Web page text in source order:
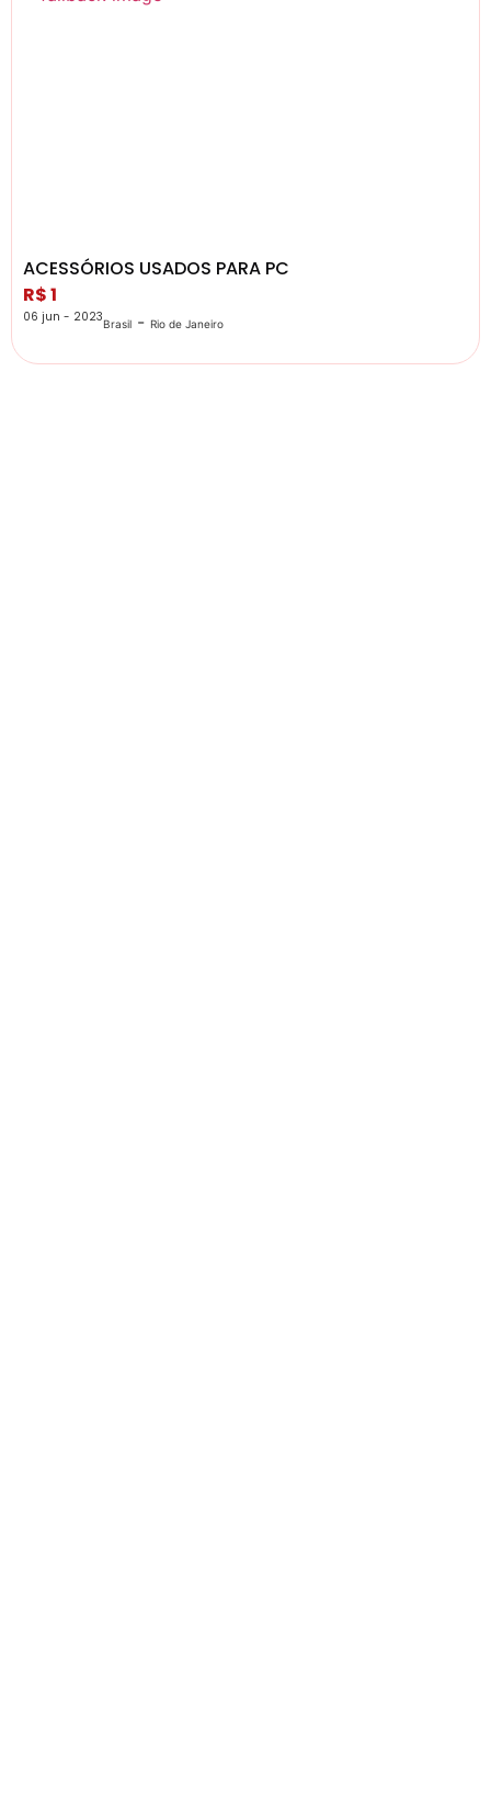
ACESSÓRIOS USADOS PARA PC
R$ 1
06 jun - 2023Brasil - Rio de Janeiro